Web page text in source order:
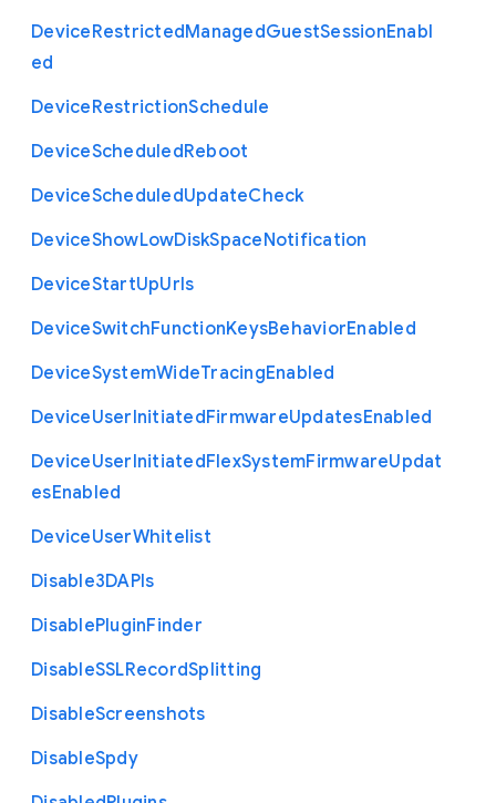
DeviceRestrictedManagedGuestSessionEnabl
ed
DeviceRestrictionSchedule
DeviceScheduledReboot
DeviceScheduledUpdateCheck
DeviceShowLowDiskSpaceNotification
DeviceStartUpUrls
DeviceSwitchFunctionKeysBehaviorEnabled
DeviceSystemWideTracingEnabled
DeviceUserInitiatedFirmwareUpdatesEnabled
DeviceUserInitiatedFlexSystemFirmwareUpdat
esEnabled
DeviceUserWhitelist
Disable3DAPIs
DisablePluginFinder
DisableSSLRecordSplitting
DisableScreenshots
DisableSpdy